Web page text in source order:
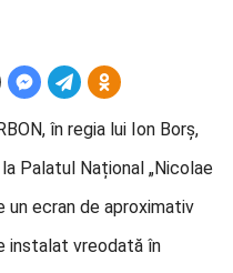
în regia lui Ion Borș,
Palatul Național „Nicolae
ecran de aproximativ
instalat vreodată în